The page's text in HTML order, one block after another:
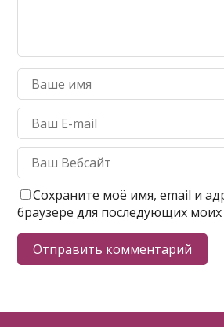
Сохраните моё имя, email и
браузере для последующих